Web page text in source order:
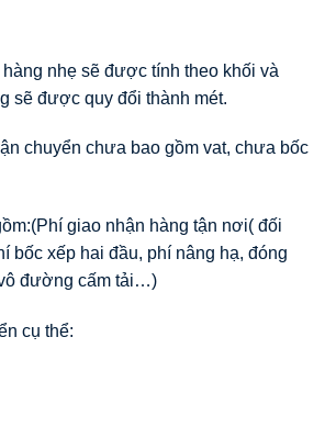
nhẹ sẽ được tính theo khối và
sẽ được quy đổi thành mét.
chuyển chưa bao gồm vat, chưa bốc
giao nhận hàng tận nơi( đối
bốc xếp hai đầu, phí nâng hạ, đóng
đường cấm tải…)
cụ thể: